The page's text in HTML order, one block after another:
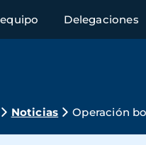
Delegaciones
Noticias Operación